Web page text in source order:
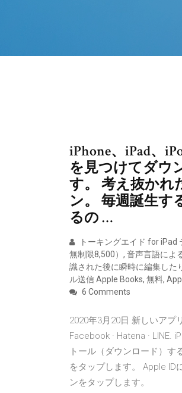
iPhone、iPad、
を見つけてダウ
す。 考え抜かれ
ン。 毎週誕生
るの …
トーキングエイド for iPad
無制限8,500）, 音声言語によ
識された後に瞬時に編集した
ル送信 Apple Books, 無料,
6 Comments
2020年3月20日 新しいアプ
Facebook · Hatena · LINE.
トール（ダウンロード）
をタップします。 Apple ID
ンをタップします。